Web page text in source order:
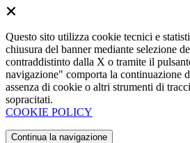
Questo sito utilizza cookie tecnici e
chiusura del banner mediante selezione
contraddistinto dalla X o tramite il
navigazione" comporta la continuazione
assenza di cookie o altri strumenti di
sopracitati.
COOKIE POLICY
Continua la navigazione